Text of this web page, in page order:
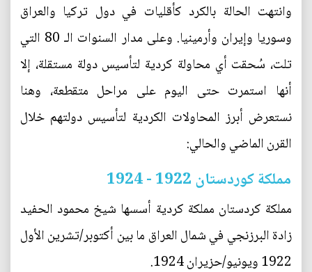
وانتهت الحالة بالكرد كأقليات في دول تركيا والعراق
وسوريا وإيران وأرمينيا. وعلى مدار السنوات الـ 80 التي
تلت، سُحقت أي محاولة كردية لتأسيس دولة مستقلة، إلا
أنها استمرت حتى اليوم على مراحل متقطعة، وهنا
نستعرض أبرز المحاولات الكردية لتأسيس دولتهم خلال
القرن الماضي والحالي:
مملكة كوردستان 1922 - 1924
مملكة كردستان مملكة كردية أسسها شيخ محمود الحفيد
زادة البرزنجي في شمال العراق ما بين أكتوبر/تشرين الأول
1922 ويونيو/حزيران 1924.